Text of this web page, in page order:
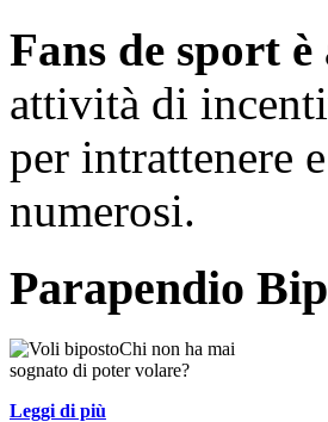
Fans de sport
attività di
per intrattenere
numerosi.
Parapendio
Chi non ha mai
sognato di poter volare?
Leggi di più